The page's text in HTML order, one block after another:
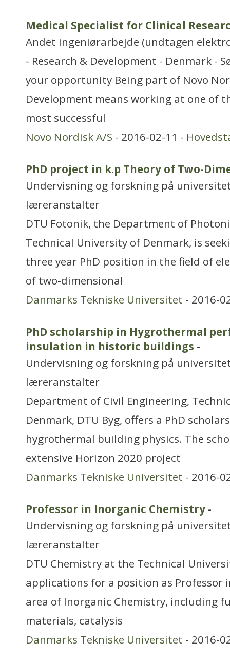
Medical Specialist for Clinical
Andet ingeniørarbejde (undtagen
- Research & Development - Denmark -
your opportunity Being part of Novo
Development means working at one of
most successful
Novo Nordisk A/S - 2016-02-11 -
PhD project in k.p Theory of Two-
Undervisning og forskning på
læreranstalter
DTU Fotonik, the Department of
Technical University of Denmark, is
three year PhD position in the field of
of two-dimensional
Danmarks Tekniske Universitet - 2016-
PhD scholarship in Hygrothermal
insulation in historic buildings -
Undervisning og forskning på
læreranstalter
Department of Civil Engineering,
Denmark, DTU Byg, offers a PhD
hygrothermal building physics. The
extensive Horizon 2020 project
Danmarks Tekniske Universitet - 2016-
Professor in Inorganic Chemistry -
Undervisning og forskning på
læreranstalter
DTU Chemistry at the Technical
applications for a position as Professor
area of Inorganic Chemistry, including
materials, catalysis
Danmarks Tekniske Universitet - 2016-